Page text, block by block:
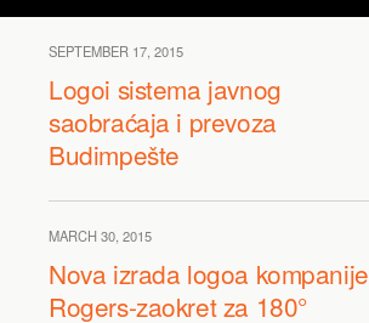
SEPTEMBER 17, 2015
Logoi sistema javnog
saobraćaja i prevoza
Budimpešte
MARCH 30, 2015
Nova izrada logoa kompanije
Rogers-zaokret za 180°